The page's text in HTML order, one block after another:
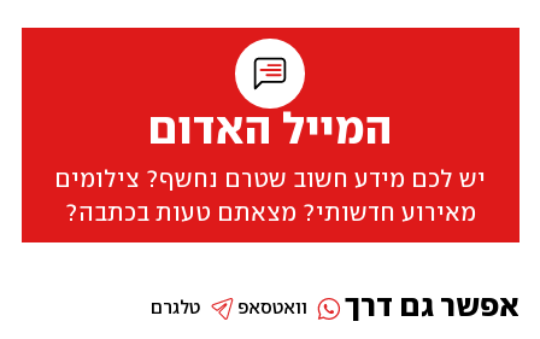
המייל האדום
יש לכם מידע חשוב שטרם נחשף? צילומים
מאירוע חדשותי? מצאתם טעות בכתבה?
אפשר גם דרך טלגרם וואטסאפ